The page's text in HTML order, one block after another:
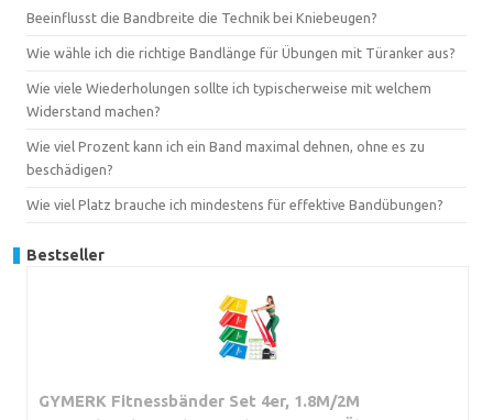
Beeinflusst die Bandbreite die Technik bei Kniebeugen?
Wie wähle ich die richtige Bandlänge für Übungen mit Türanker aus?
Wie viele Wiederholungen sollte ich typischerweise mit welchem
Widerstand machen?
Wie viel Prozent kann ich ein Band maximal dehnen, ohne es zu
beschädigen?
Wie viel Platz brauche ich mindestens für effektive Bandübungen?
Bestseller
GYMERK Fitnessbänder Set 4er, 1.8M/2M